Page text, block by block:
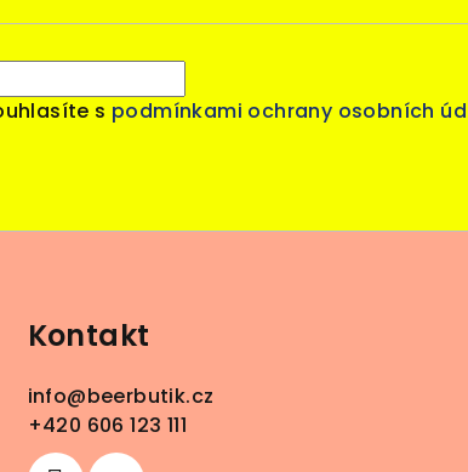
s podmínkami ochrany osobních
Kontakt
info@beerbutik.cz
+420 606 123 111